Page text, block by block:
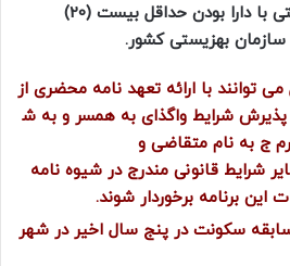
با دارا بودن حداقل
بیست (20)
سازمان بهزیستی کشور.
می توانند با ارائه تعهد نامه محضری از
پذیرش شرایط واگذای به همسر و به ش
ج به نام متقاضی و
شرایط قانونی مندرج در شیوه نامه
این برنامه برخوردار شوند.
5 سال سابقه سکونت در پنج سال اخیر در شهر